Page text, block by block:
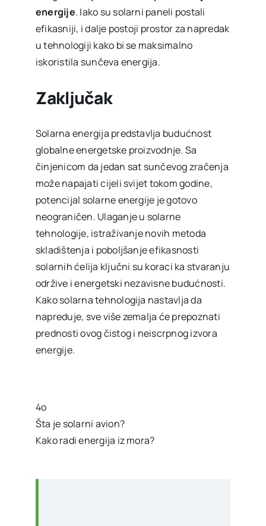
energije. Iako su solarni paneli postali
efikasniji, i dalje postoji prostor za napredak
u tehnologiji kako bi se maksimalno
iskoristila sunčeva energija.
Zaključak
Solarna energija predstavlja budućnost
globalne energetske proizvodnje. Sa
činjenicom da jedan sat sunčevog zračenja
može napajati cijeli svijet tokom godine,
potencijal solarne energije je gotovo
neograničen. Ulaganje u solarne
tehnologije, istraživanje novih metoda
skladištenja i poboljšanje efikasnosti
solarnih ćelija ključni su koraci ka stvaranju
održive i energetski nezavisne budućnosti.
Kako solarna tehnologija nastavlja da
napreduje, sve više zemalja će prepoznati
prednosti ovog čistog i neiscrpnog izvora
energije.
4o
Šta je solarni avion?
Kako radi energija iz mora?